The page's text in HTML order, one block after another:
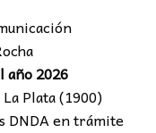
año 2026
Plata (1900)
DNDA en trámite